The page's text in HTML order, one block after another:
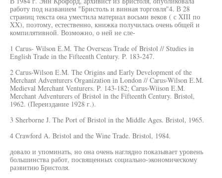
работу под названием "Бристоль и винная торговля"4. В 28
страниц текста она уместила материал восьми веков ( с XIII по
XX), поэтому, естественно, книжка получилась очень общей и
компилятивной. Возможно, о ней не сле-
1 Carus- Wilson Е.М. The Overseas Trade of Bristol // Studies in
English Trade in the Fifteenth Century. P. 183-247.
2 Carus-Wilson E.M. The Origins and Early Development of the
Merchant Adventurers Organization in London // Carus-Wilson E.M.
Medieval Merchant Venturers. P. 143-182; Carus-Wiison E.M.
Merchant Adventurers of Bristol in the Fifteenth Century. Bristol,
1962. (Переиздание 1928 г.).
3 Sherborne J. The Port of Bristol in the Middle Ages. Bristol, 1965.
4 Crawford A. Bristol and the Wine Trade. Bristol, 1984.
довало и упоминать, но она очень наглядно показывает уровень
большинства работ, посвященных социально-экономическому
развитию Бристоля.